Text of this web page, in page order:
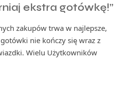
ekstra gotówkę!”
zakupów trwa w najlepsze,
nie kończy się wraz z
Wielu Użytkowników